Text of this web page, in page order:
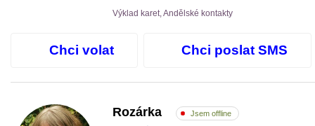
Výklad karet, Andělské kontakty
Chci volat Chci poslat SMS
Rozárka Jsem offline